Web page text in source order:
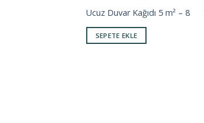
Ucuz Duvar Kağıdı 5 m² – 8
SEPETE EKLE